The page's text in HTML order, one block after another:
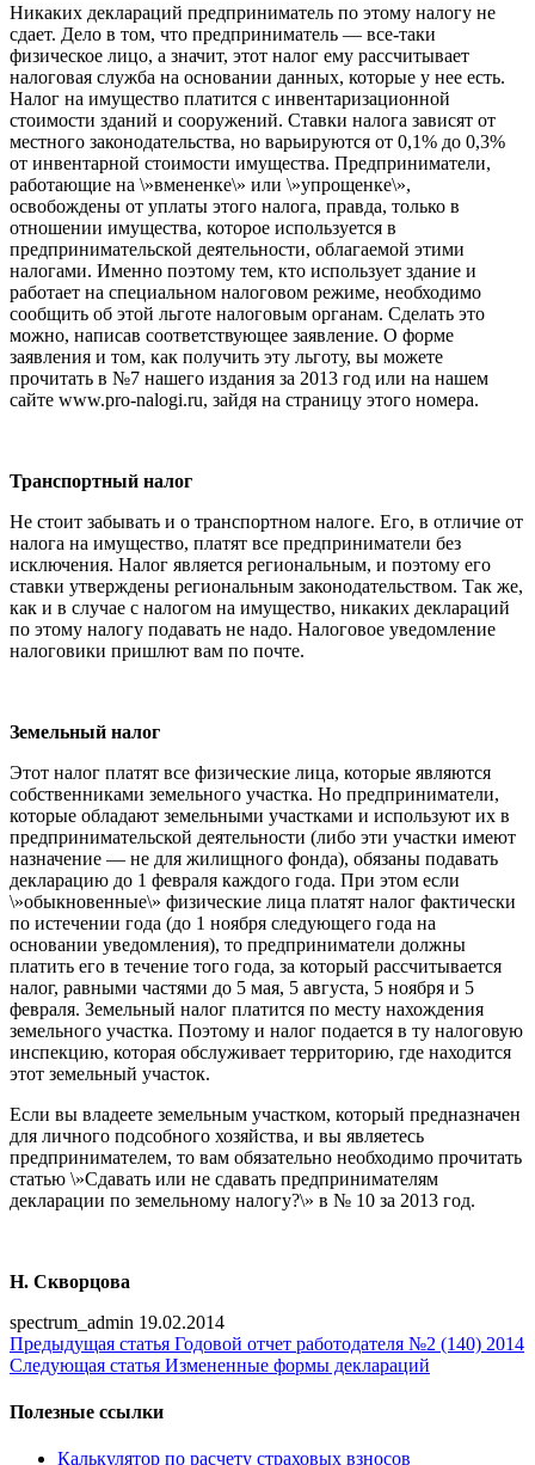
Никаких деклараций предприниматель по этому налогу не
сдает. Дело в том, что предприниматель — все-таки
физическое лицо, а значит, этот налог ему рассчитывает
налоговая служба на основании данных, которые у нее есть.
Налог на имущество платится с инвентаризационной
стоимости зданий и сооружений. Ставки налога зависят от
местного законодательства, но варьируются от 0,1% до 0,3%
от инвентарной стоимости имущества. Предприниматели,
работающие на \»вмененке\» или \»упрощенке\»,
освобождены от уплаты этого налога, правда, только в
отношении имущества, которое используется в
предпринимательской деятельности, облагаемой этими
налогами. Именно поэтому тем, кто использует здание и
работает на специальном налоговом режиме, необходимо
сообщить об этой льготе налоговым органам. Сделать это
можно, написав соответствующее заявление. О форме
заявления и том, как получить эту льготу, вы можете
прочитать в №7 нашего издания за 2013 год или на нашем
сайте www.pro-nalogi.ru, зайдя на страницу этого номера.
Транспортный налог
Не стоит забывать и о транспортном налоге. Его, в отличие от
налога на имущество, платят все предприниматели без
исключения. Налог является региональным, и поэтому его
ставки утверждены региональным законодательством. Так же,
как и в случае с налогом на имущество, никаких деклараций
по этому налогу подавать не надо. Налоговое уведомление
налоговики пришлют вам по почте.
Земельный налог
Этот налог платят все физические лица, которые являются
собственниками земельного участка. Но предприниматели,
которые обладают земельными участками и используют их в
предпринимательской деятельности (либо эти участки имеют
назначение — не для жилищного фонда), обязаны подавать
декларацию до 1 февраля каждого года. При этом если
\»обыкновенные\» физические лица платят налог фактически
по истечении года (до 1 ноября следующего года на
основании уведомления), то предприниматели должны
платить его в течение того года, за который рассчитывается
налог, равными частями до 5 мая, 5 августа, 5 ноября и 5
февраля. Земельный налог платится по месту нахождения
земельного участка. Поэтому и налог подается в ту налоговую
инспекцию, которая обслуживает территорию, где находится
этот земельный участок.
Если вы владеете земельным участком, который предназначен
для личного подсобного хозяйства, и вы являетесь
предпринимателем, то вам обязательно необходимо прочитать
статью \»Сдавать или не сдавать предпринимателям
декларации по земельному налогу?\» в № 10 за 2013 год.
Н. Скворцова
spectrum_admin 19.02.2014
Предыдущая статья Годовой отчет работодателя №2 (140) 2014
Следующая статья Измененные формы деклараций
Полезные ссылки
Калькулятор по расчету страховых взносов